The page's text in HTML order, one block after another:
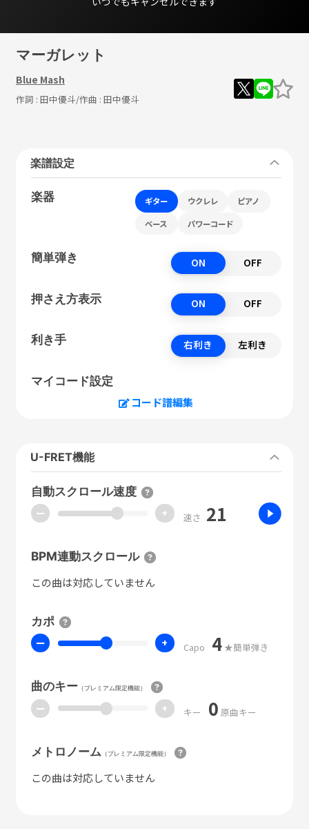
マーガレット
Blue Mash
作詞 : 田中優斗/作曲 : 田中優斗
楽譜設定
楽器 ギター ウクレレ ピアノ
ベース パワーコード
簡単弾き ON OFF
押さえ方表示 ON OFF
利き手 右利き 左利き
マイコード設定
コード譜編集
U-FRET機能
自動スクロール速度
ー + 速さ 21
BPM連動スクロール
この曲は対応していません
カポ
ー + Capo 4 ★簡単弾き
曲のキー（プレミアム限定機能）
ー + キー 0 原曲キー
メトロノーム （プレミアム限定機能）
この曲は対応していません